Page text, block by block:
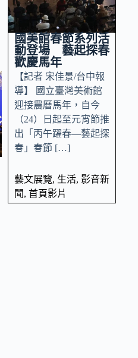
國美館春節系列活
動登場 藝起探春
歡慶馬年
【記者 宋佳景/台中報
導】 國立臺灣美術館
迎接農曆馬年，自今
（24）日起至元宵節推
出「丙午躍春—藝起探
春」春節 […]
藝文展覽, 生活, 影音新
聞, 首頁影片